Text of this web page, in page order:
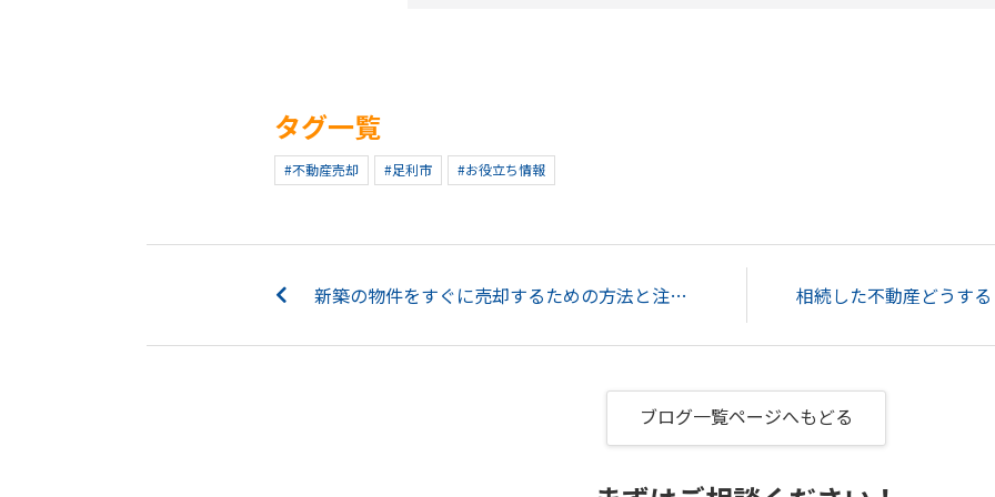
タグ一覧
#不動産売却 #足利市 #お役立ち情報
新築の物件をすぐに売却するための方法と注意点をご紹介...
ブログ一覧ページへもどる